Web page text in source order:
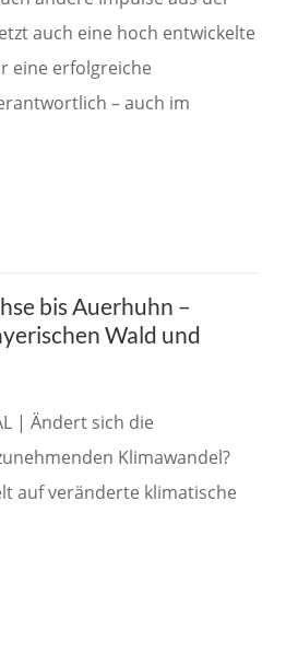
auch eine hoch entwickelte
eine erfolgreiche
– auch im
bis Auerhuhn –
Wald und
| Ändert sich die
Klimawandel?
auf veränderte klimatische